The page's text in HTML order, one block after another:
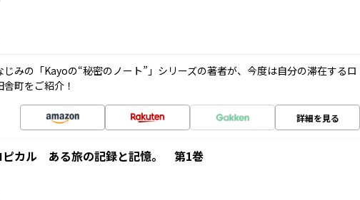
みの「Kayoの“秘密のノート”」シリーズの著者が、今度は自分の滞在するロ
町をご紹介！
詳細を見る
ピカル ある旅の記録と記憶。 第1巻